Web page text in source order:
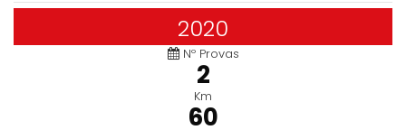
2020
Nº Provas
2
Km
60